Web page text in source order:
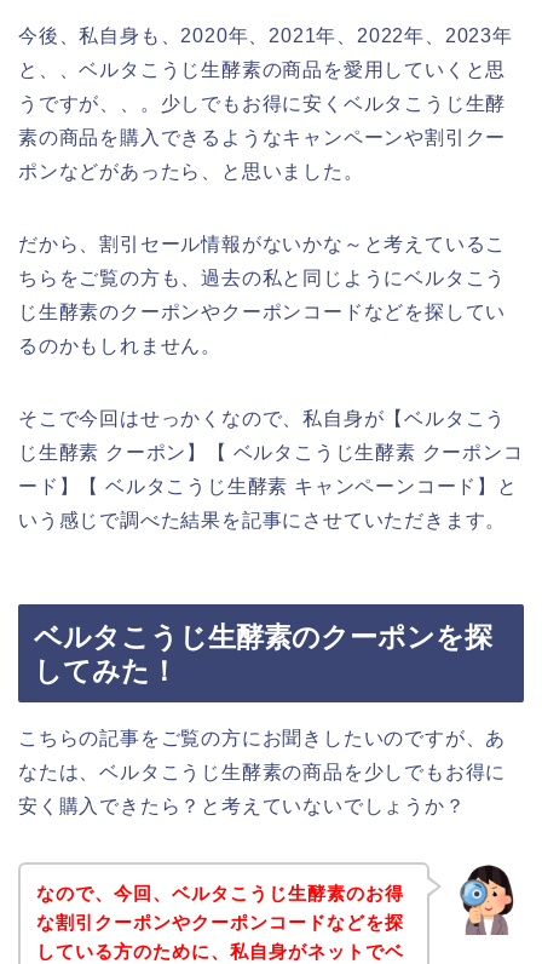
今後、私自身も、2020年、2021年、2022年、2023年
と、、ベルタこうじ生酵素の商品を愛用していくと思
うですが、、。少しでもお得に安くベルタこうじ生酵
素の商品を購入できるようなキャンペーンや割引クー
ポンなどがあったら、と思いました。
だから、割引セール情報がないかな～と考えているこ
ちらをご覧の方も、過去の私と同じようにベルタこう
じ生酵素のクーポンやクーポンコードなどを探してい
るのかもしれません。
そこで今回はせっかくなので、私自身が【ベルタこう
じ生酵素 クーポン】【 ベルタこうじ生酵素 クーポンコ
ード】【 ベルタこうじ生酵素 キャンペーンコード】と
いう感じで調べた結果を記事にさせていただきます。
ベルタこうじ生酵素のクーポンを探
してみた！
こちらの記事をご覧の方にお聞きしたいのですが、あ
なたは、ベルタこうじ生酵素の商品を少しでもお得に
安く購入できたら？と考えていないでしょうか？
なので、今回、ベルタこうじ生酵素のお得
な割引クーポンやクーポンコードなどを探
している方のために、私自身がネットでベ